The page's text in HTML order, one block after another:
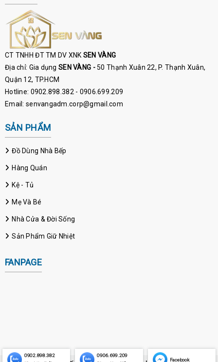
CT TNHH ĐT TM DV XNK SEN VÀNG
Địa chỉ: Gia dụngSEN VÀNG -50 Thạnh Xuân 22, P. Thạnh Xuân,
Quận 12, TP.HCM
Hotline: 0902.898.382 - 0906.699.209
Email: senvangadm.corp@gmail.com
SẢN PHẨM
Đồ Dùng Nhà Bếp
Hàng Quán
Kệ - Tủ
Mẹ Và Bé
Nhà Cửa & Đời Sống
Sản Phẩm Giữ Nhiệt
FANPAGE
0902.898.382
0906.699.209
Facebook